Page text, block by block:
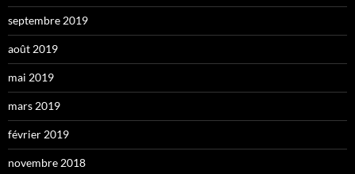
septembre 2019
août 2019
mai 2019
mars 2019
février 2019
novembre 2018